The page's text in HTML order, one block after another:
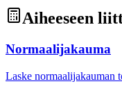
Aiheeseen
Normaalijakauma
Laske normaalijakauman